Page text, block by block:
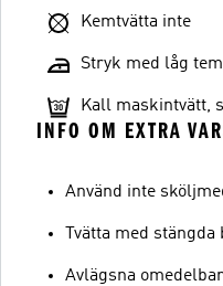
Kemtvätta inte
Stryk med låg
Kall maskintvätt,
INFO OM EXTRA
Använd inte
Tvätta med
Avlägsna